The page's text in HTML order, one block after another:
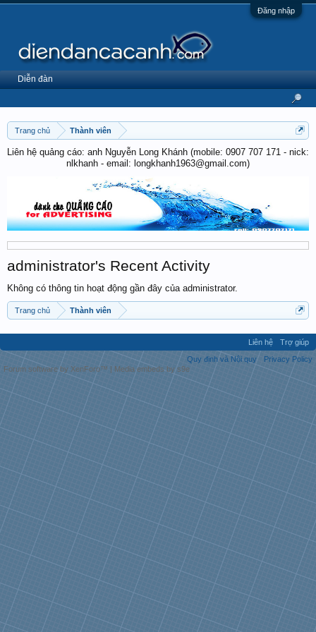
Đăng nhập
Trang chủ Thành viên
Liên hệ quảng cáo: anh Nguyễn Long Khánh (mobile: 0907 707 171 - nick:
nlkhanh - email: longkhanh1963@gmail.com)
administrator's Recent Activity
Không có thông tin hoạt động gần đây của administrator.
Trang chủ Thành viên
Diễn đàn
Liên hệ
Trợ giúp
Quy định và Nội quy
Privacy Policy
Forum software by XenForo™ | Media embeds by s9e